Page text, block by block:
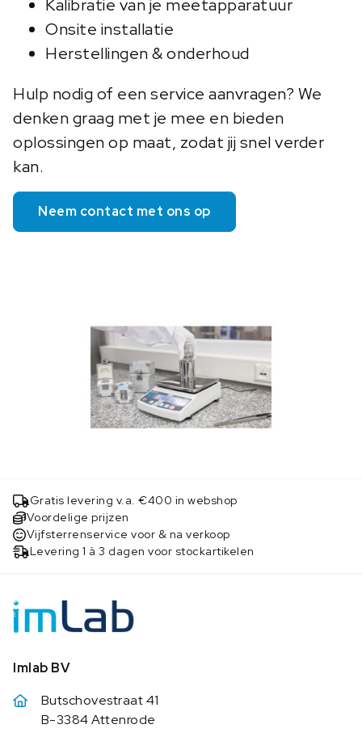
Kalibratie van je meetapparatuur
Onsite installatie
Herstellingen & onderhoud
Hulp nodig of een service aanvragen? We
denken graag met je mee en bieden
oplossingen op maat, zodat jij snel verder
kan.
Neem contact met ons op
Gratis levering v.a. €400 in webshop
Voordelige prijzen
Vijfsterrenservice voor & na verkoop
Levering 1 à 3 dagen voor stockartikelen
Imlab BV
Butschovestraat 41
B-3384 Attenrode